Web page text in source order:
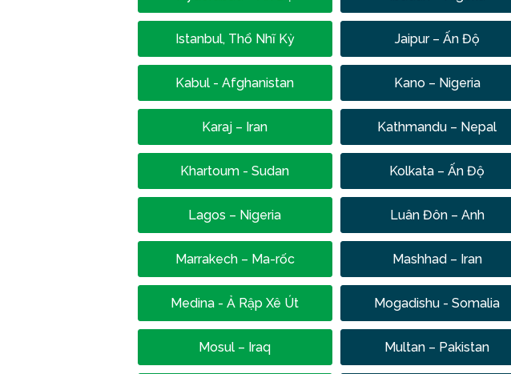
Istanbul, Thổ Nhĩ Kỳ Jaipur – Ấn Độ
Kabul - Afghanistan Kano – Nigeria
Karaj – Iran Kathmandu – Nepal
Khartoum - Sudan Kolkata – Ấn Độ
Lagos – Nigeria Luân Đôn – Anh
Marrakech – Ma-rốc Mashhad – Iran
Medina - Ả Rập Xê Út Mogadishu - Somalia
Mosul – Iraq Multan – Pakistan